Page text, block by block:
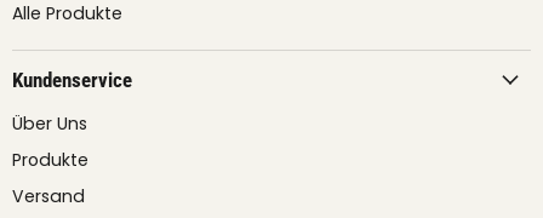
Alle Produkte
Kundenservice
Über Uns
Produkte
Versand